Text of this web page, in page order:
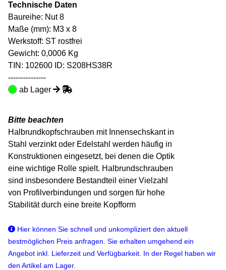
Technische Daten
Baureihe: Nut 8
Maße (mm): M3 x 8
Werkstoff: ST rostfrei
Gewicht: 0,0006 Kg
TIN: 102600 ID: S208HS38R
---------------
ab Lager
Bitte beachten
Halbrundkopfschrauben mit Innensechskant in
Stahl verzinkt oder Edelstahl werden häufig in
Konstruktionen eingesetzt, bei denen die Optik
eine wichtige Rolle spielt. Halbrundschrauben
sind insbesondere Bestandteil einer Vielzahl
von Profilverbindungen und sorgen für hohe
Stabilität durch eine breite Kopfform
Hier können Sie schnell und unkompliziert den aktuell
bestmöglichen Preis anfragen. Sie erhalten umgehend ein
Angebot inkl. Lieferzeit und Verfügbarkeit. In der Regel haben wir
den Artikel am Lager.